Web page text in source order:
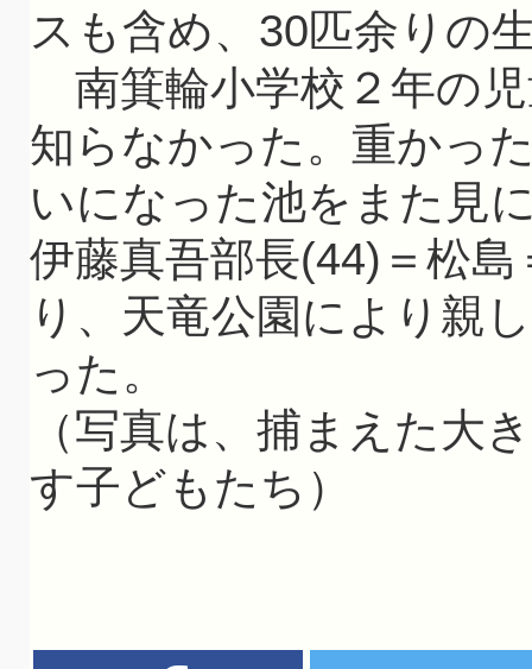
スも含め、30匹余りの
南箕輪小学校２年の
知らなかった。重かっ
いになった池をまた見
伊藤真吾部長(44)＝松
り、天竜公園により親
った。
（写真は、捕まえた大
す子どもたち）